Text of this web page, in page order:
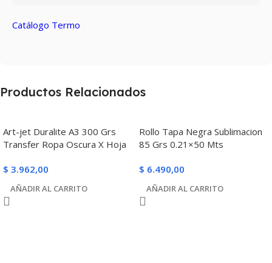
Catálogo Termo
Productos Relacionados
Art-jet Duralite A3 300 Grs
Transfer Ropa Oscura X Hoja
$ 3.962,00
AÑADIR AL CARRITO
Rollo Tapa Negra Sublimacion
85 Grs 0.21×50 Mts
$ 6.490,00
AÑADIR AL CARRITO